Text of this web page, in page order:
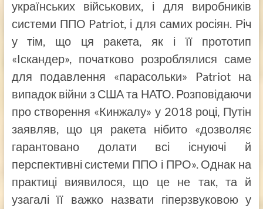
українських військових, і для виробників
системи ППО Patriot, і для самих росіян. Річ
у тім, що ця ракета, як і її прототип
«Іскандер», початково розроблялися саме
для подавлення «парасольки» Patriot на
випадок війни з США та НАТО. Розповідаючи
про створення «Кинжалу» у 2018 році, Путін
заявляв, що ця ракета нібито «дозволяє
гарантовано долати всі існуючі й
перспективні системи ППО і ПРО». Однак на
практиці виявилося, що це не так, та й
узагалі її важко назвати гіперзвуковою у